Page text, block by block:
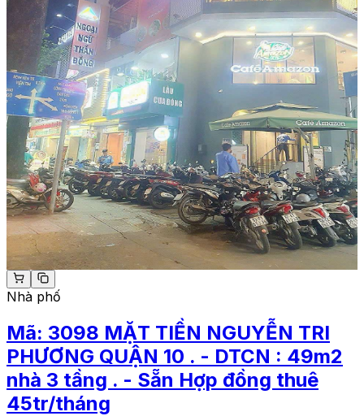
Nhà phố
Mã: 3098 MẶT TIỀN NGUYỄN TRI
PHƯƠNG QUẬN 10 . - DTCN : 49m2
nhà 3 tầng . - Sẵn Hợp đồng thuê
45tr/tháng